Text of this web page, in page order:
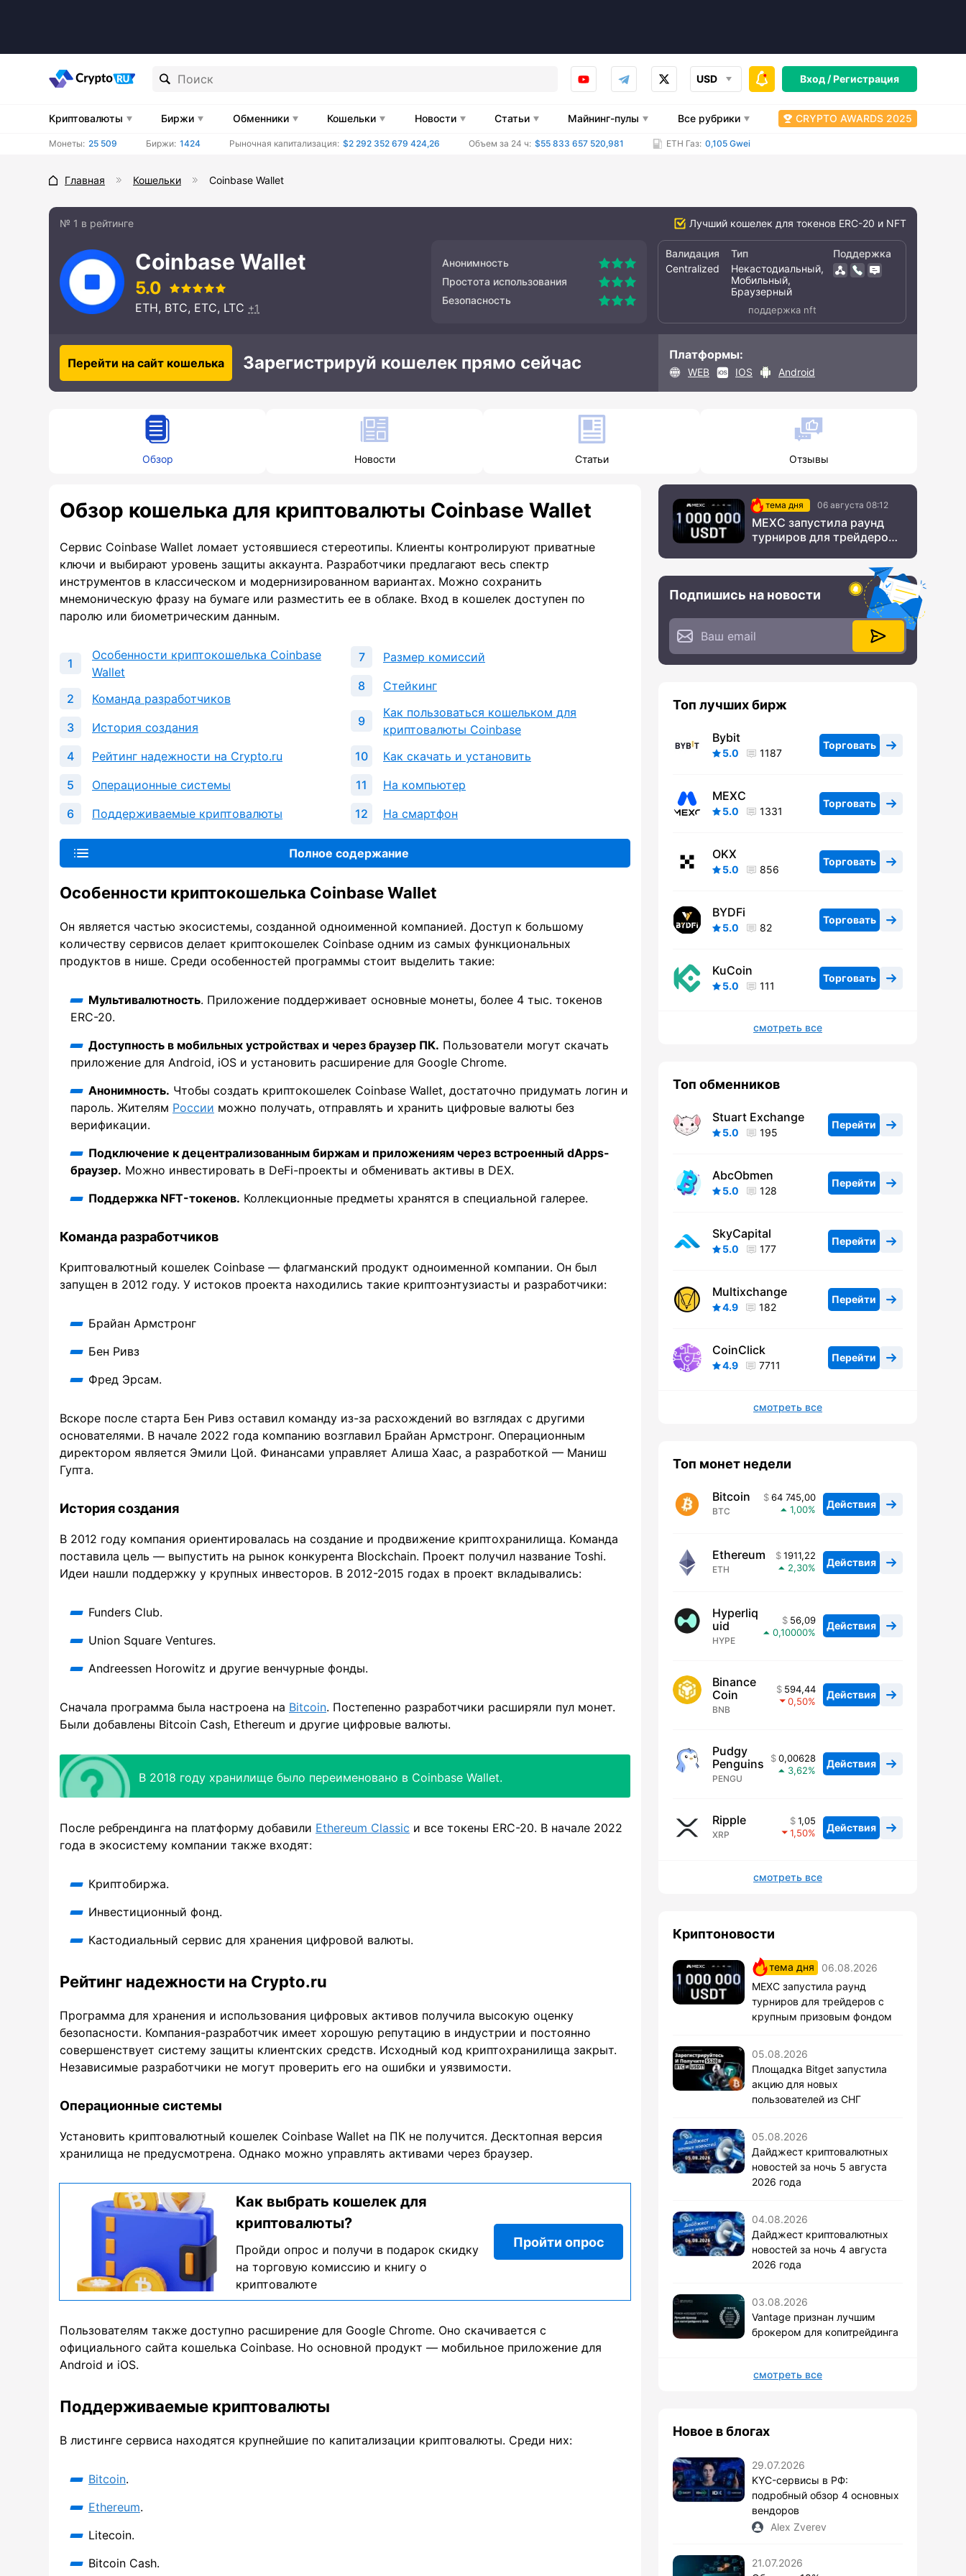
USD Вход /Регистрация
Криптовалюты Биржи Обменники Кошельки Новости Статьи Майнинг-пулы Все рубрики CRYPTO AWARDS 2025
Монеты: 25 509 Биржи: 1424 Рыночная капитализация: $2 292 352 679 424,26 Объем за 24 ч: $55 833 657 520,981 ETH Газ: 0,105 Gwei
Главная Кошельки Coinbase Wallet
№ 1 в рейтинге Лучший кошелек для токенов ERC-20 и NFT
Coinbase Wallet
5.0
ETH, BTC, ETC, LTC +1
Анонимность
Простота использования
Безопасность
Валидация
Centralized
Тип
Некастодиальный,
Мобильный,
Браузерный
Поддержка
поддержка nft
Перейти на сайт кошелька Зарегистрируй кошелек прямо сейчас Платформы:
WEB IOS Android
Обзор Новости Статьи Отзывы
Обзор кошелька для криптовалюты Coinbase Wallet
Сервис Coinbase Wallet ломает устоявшиеся стереотипы. Клиенты контролируют приватные
ключи и выбирают уровень защиты аккаунта. Разработчики предлагают весь спектр
инструментов в классическом и модернизированном вариантах. Можно сохранить
мнемоническую фразу на бумаге или разместить ее в облаке. Вход в кошелек доступен по
паролю или биометрическим данным.
Особенности криптокошелька Coinbase
Wallet
Команда разработчиков
История создания
Рейтинг надежности на Crypto.ru
Операционные системы
Поддерживаемые криптовалюты
Размер комиссий
Стейкинг
Как пользоваться кошельком для
криптовалюты Coinbase
Как скачать и установить
На компьютер
На смартфон
Полное содержание
Особенности криптокошелька Coinbase Wallet
Он является частью экосистемы, созданной одноименной компанией. Доступ к большому
количеству сервисов делает криптокошелек Coinbase одним из самых функциональных
продуктов в нише. Среди особенностей программы стоит выделить такие:
Мультивалютность. Приложение поддерживает основные монеты, более 4 тыс. токенов
ERC-20.
Доступность в мобильных устройствах и через браузер ПК. Пользователи могут скачать
приложение для Android, iOS и установить расширение для Google Chrome.
Анонимность. Чтобы создать криптокошелек Coinbase Wallet, достаточно придумать логин и
пароль. Жителям России можно получать, отправлять и хранить цифровые валюты без
верификации.
Подключение к децентрализованным биржам и приложениям через встроенный dApps-
браузер. Можно инвестировать в DeFi-проекты и обменивать активы в DEX.
Поддержка NFT-токенов. Коллекционные предметы хранятся в специальной галерее.
Команда разработчиков
Криптовалютный кошелек Coinbase — флагманский продукт одноименной компании. Он был
запущен в 2012 году. У истоков проекта находились такие криптоэнтузиасты и разработчики:
Брайан Армстронг
Бен Ривз
Фред Эрсам.
Вскоре после старта Бен Ривз оставил команду из-за расхождений во взглядах с другими
основателями. В начале 2022 года компанию возглавил Брайан Армстронг. Операционным
директором является Эмили Цой. Финансами управляет Алиша Хаас, а разработкой — Маниш
Гупта.
История создания
В 2012 году компания ориентировалась на создание и продвижение криптохранилища. Команда
поставила цель — выпустить на рынок конкурента Blockchain. Проект получил название Toshi.
Идеи нашли поддержку у крупных инвесторов. В 2012-2015 годах в проект вкладывались:
Funders Club.
Union Square Ventures.
Andreessen Horowitz и другие венчурные фонды.
Сначала программа была настроена на Bitcoin. Постепенно разработчики расширяли пул монет.
Были добавлены Bitcoin Cash, Ethereum и другие цифровые валюты.
В 2018 году хранилище было переименовано в Coinbase Wallet.
После ребрендинга на платформу добавили Ethereum Classic и все токены ERC-20. В начале 2022
года в экосистему компании также входят:
Криптобиржа.
Инвестиционный фонд.
Кастодиальный сервис для хранения цифровой валюты.
Рейтинг надежности на Crypto.ru
Программа для хранения и использования цифровых активов получила высокую оценку
безопасности. Компания-разработчик имеет хорошую репутацию в индустрии и постоянно
совершенствует систему защиты клиентских средств. Исходный код криптохранилища закрыт.
Независимые разработчики не могут проверить его на ошибки и уязвимости.
Операционные системы
Установить криптовалютный кошелек Coinbase Wallet на ПК не получится. Десктопная версия
хранилища не предусмотрена. Однако можно управлять активами через браузер.
Как выбрать кошелек для
криптовалюты?
Пройди опрос и получи в подарок скидку
на торговую комиссию и книгу о
криптовалюте
Пройти опрос
Пользователям также доступно расширение для Google Chrome. Оно скачивается с
официального сайта кошелька Coinbase. Но основной продукт — мобильное приложение для
Android и iOS.
Поддерживаемые криптовалюты
В листинге сервиса находятся крупнейшие по капитализации криптовалюты. Среди них:
Bitcoin.
Ethereum.
Litecoin.
Bitcoin Cash.
тема дня 06 августа 08:12
MEXC запустила раунд
турниров для трейдеров
Подпишись на новости
Топ лучших бирж
Bybit
5.0 1187
Торговать
MEXC
5.0 1331
Торговать
OKX
5.0 856
Торговать
BYDFi
5.0 82
Торговать
KuCoin
5.0 111
Торговать
смотреть все
Топ обменников
Stuart Exchange
5.0 195
Перейти
AbcObmen
5.0 128
Перейти
SkyCapital
5.0 177
Перейти
Multixchange
4.9 182
Перейти
CoinClick
4.9 7711
Перейти
смотреть все
Топ монет недели
Bitcoin
BTC
64 745,00
1,00
Действия
Ethereum
ETH
1911,22
2,30
Действия
Hyperliq
uid
HYPE
56,09
0,10000
Действия
Binance
Coin
BNB
594,44
0,50
Действия
Pudgy
Penguins
PENGU
0,00628
3,62
Действия
Ripple
XRP
1,05
1,50
Действия
смотреть все
Криптоновости
тема дня
06.08.2026
MEXC запустила раунд
турниров для трейдеров с
крупным призовым фондом
05.08.2026
Площадка Bitget запустила
акцию для новых
пользователей из СНГ
05.08.2026
Дайджест криптовалютных
новостей за ночь 5 августа
2026 года
04.08.2026
Дайджест криптовалютных
новостей за ночь 4 августа
2026 года
03.08.2026
Vantage признан лучшим
брокером для копитрейдинга
смотреть все
Новое в блогах
29.07.2026
KYC-сервисы в РФ:
подробный обзор 4 основных
вендоров
Alex Zverev
21.07.2026